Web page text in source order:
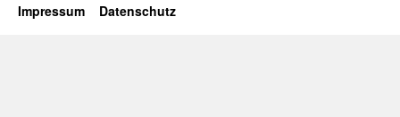
Impressum Datenschutz